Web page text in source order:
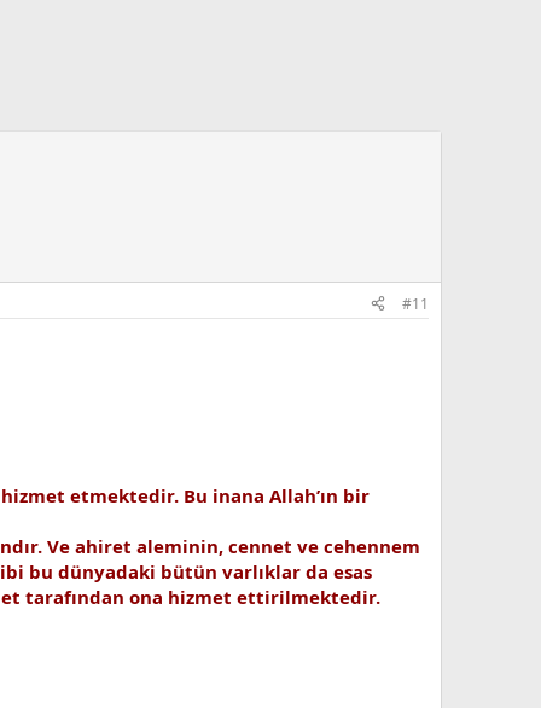
#11
etmektedir. Bu inana Allah’ın bir
Ve ahiret aleminin, cennet ve cehennem
bu dünyadaki bütün varlıklar da esas
tarafından ona hizmet ettirilmektedir.